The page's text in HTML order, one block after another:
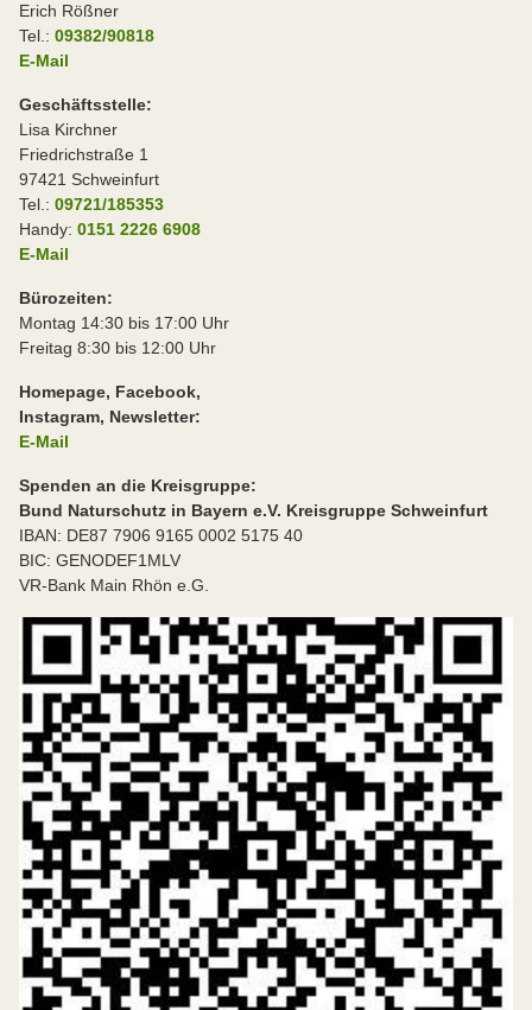
Erich Rößner
Tel.: 09382/90818
E-Mail
Geschäftsstelle:
Lisa Kirchner
Friedrichstraße 1
97421 Schweinfurt
Tel.: 09721/185353
Handy: 0151 2226 6908
E-Mail
Bürozeiten:
Montag 14:30 bis 17:00 Uhr
Freitag 8:30 bis 12:00 Uhr
Homepage, Facebook,
Instagram, Newsletter:
E-Mail
Spenden an die Kreisgruppe:
Bund Naturschutz in Bayern e.V. Kreisgruppe Schweinfurt
IBAN: DE87 7906 9165 0002 5175 40
BIC: GENODEF1MLV
VR-Bank Main Rhön e.G.